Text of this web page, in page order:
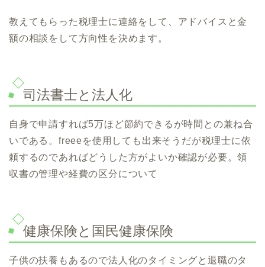
教えてもらった税理士に連絡をして、アドバイスと金
額の相談をして方向性を決めます。
司法書士と法人化
自身で申請すれば5万ほど節約できるが時間との兼ね合
いである。freeeを使用しても出来そうだが税理士に依
頼するのであればどうした方がよいか確認が必要。領
収書の管理や経費の区分について
健康保険と国民健康保険
子供の扶養もあるので法人化のタイミングと退職のタ